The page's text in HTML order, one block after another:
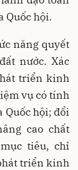
Quốc hội.
năng quyết
nước. Xác
triển kinh
vụ có tính
Quốc hội; đổi
cao chất
tiêu, chỉ
triển kinh